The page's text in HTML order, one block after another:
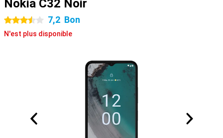
Nokia C32 Noir
3.5 étoiles 7,2 Bon
N'est plus disponible